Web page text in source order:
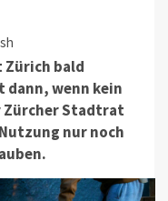
Zürich bald
dann, wenn kein
Zürcher Stadtrat
nur noch